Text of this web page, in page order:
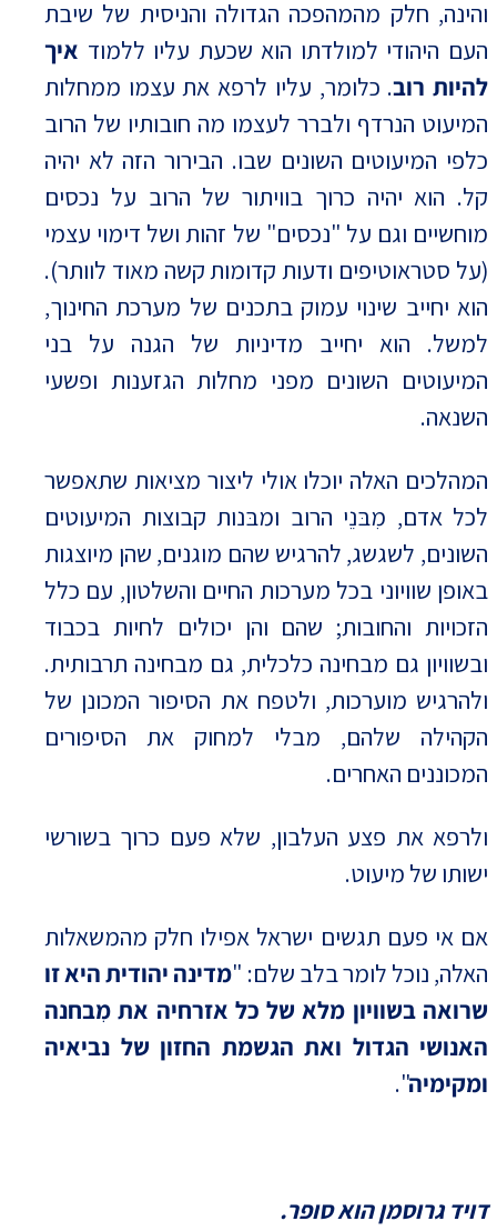
והינה, חלק מהמהפכה הגדולה והניסית של שיבת
העם היהודי למולדתו הוא שכעת עליו ללמוד איך
להיות רוב. כלומר, עליו לרפא את עצמו ממחלות
המיעוט הנרדף ולברר לעצמו מה חובותיו של הרוב
כלפי המיעוטים השונים שבו. הבירור הזה לא יהיה
קל. הוא יהיה כרוך בוויתור של הרוב על נכסים
מוחשיים וגם על "נכסים" של זהות ושל דימוי עצמי
(על סטראוטיפים ודעות קדומות קשה מאוד לוותר).
הוא יחייב שינוי עמוק בתכנים של מערכת החינוך,
למשל. הוא יחייב מדיניות של הגנה על בני
המיעוטים השונים מפני מחלות הגזענות ופשעי
השנאה.
המהלכים האלה יוכלו אולי ליצור מציאות שתאפשר
לכל אדם, מִבּנֵי הרוב ומבּנות קבוצות המיעוטים
השונים, לשגשג, להרגיש שהם מוגנים, שהן מיוצגות
באופן שוויוני בכל מערכות החיים והשלטון, עם כלל
הזכויות והחובות; שהם והן יכולים לחיות בכבוד
ובשוויון גם מבחינה כלכלית, גם מבחינה תרבותית.
ולהרגיש מוערכות, ולטפח את הסיפור המכונן של
הקהילה שלהם, מבלי למחוק את הסיפורים
המכוננים האחרים.
ולרפא את פצע העלבון, שלא פעם כרוך בשורשי
ישותו של מיעוט.
אם אי פעם תגשים ישראל אפילו חלק מהמשאלות
האלה, נוכל לומר בלב שלם: "מדינה יהודית היא זו
שרואה בשוויון מלא של כל אזרחיה את מִבחנה
האנושי הגדול ואת הגשמת החזון של נביאיה
ומקימיה".
דויד גרוסמן הוא סופר.